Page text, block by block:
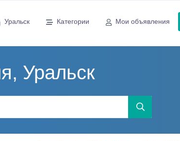
Уральск Категории Мои объявления
Уральск